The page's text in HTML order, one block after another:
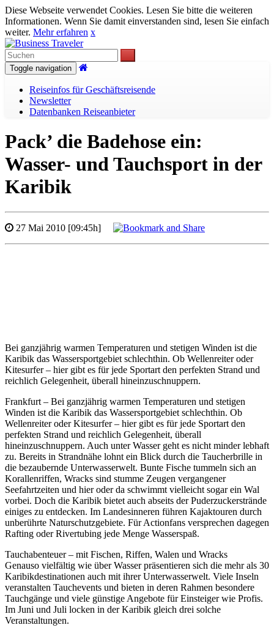
Diese Webseite verwendet Cookies. Lesen Sie bitte die weiteren
Informationen. Wenn Sie damit einverstanden sind, lesen Sie einfach
weiter. Mehr erfahren x
Toggle navigation
Reiseinfos für Geschäftsreisende
Newsletter
Datenbanken Reiseanbieter
Pack’ die Badehose ein:
Wasser- und Tauchsport in der
Karibik
27 Mai 2010 [09:45h]
Bei ganzjährig warmen Temperaturen und stetigen Winden ist die
Karibik das Wassersportgebiet schlechthin. Ob Wellenreiter oder
Kitesurfer – hier gibt es für jede Sportart den perfekten Strand und
reichlich Gelegenheit, überall hineinzuschnuppern.
Frankfurt – Bei ganzjährig warmen Temperaturen und stetigen
Winden ist die Karibik das Wassersportgebiet schlechthin. Ob
Wellenreiter oder Kitesurfer – hier gibt es für jede Sportart den
perfekten Strand und reichlich Gelegenheit, überall
hineinzuschnuppern. Auch unter Wasser geht es nicht minder lebhaft
zu. Bereits in Strandnähe lohnt ein Blick durch die Taucherbrille in
die bezaubernde Unterwasserwelt. Bunte Fische tummeln sich an
Korallenriffen, Wracks sind stumme Zeugen vergangener
Seefahrtzeiten und hier oder da schwimmt vielleicht sogar ein Wal
vorbei. Doch die Karibik bietet auch abseits der Puderzuckerstrände
einiges zu entdecken. Im Landesinneren führen Kajaktouren durch
unberührte Naturschutzgebiete. Für Actionfans versprechen dagegen
Rafting oder Rivertubing jede Menge Wasserspaß.
Tauchabenteuer – mit Fischen, Riffen, Walen und Wracks
Genauso vielfältig wie über Wasser präsentieren sich die mehr als 30
Karibikdestinationen auch mit ihrer Unterwasserwelt. Viele Inseln
veranstalten Tauchevents und bieten in deren Rahmen besondere
Tauchgänge und viele günstige Angebote für Einsteiger wie Profis.
Im Juni und Juli locken in der Karibik gleich drei solche
Veranstaltungen.